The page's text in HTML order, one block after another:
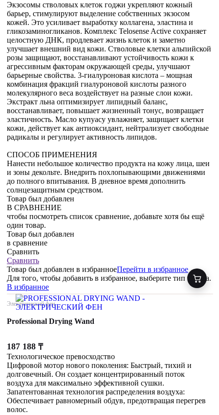
Экзосомы стволовых клеток годжи укрепляют кожный
барьер, стимулируют выделение собственных экзосом
кожей. Это усиливает выработку коллагена, эластина и
гликозаминогликанов. Комплекс Telosense Active сохраняет
целостную ДНК, продлевает жизнь клеток и заметно
улучшает внешний вид кожи. Стволовые клетки альпийской
розы защищают, восстанавливают устойчивость кожи к
агрессивным факторам окружающей среды, улучшают
барьерные свойства. 3-гиалуроновая кислота – мощная
комбинация фракций гиалуроновой кислоты разного
молекулярного веса воздействует на разные слои кожи.
Экстракт льна оптимизирует липидный баланс,
восстанавливает, повышает жизненный тонус, возвращает
эластичность. Масло купуасу увлажняет, защищает клетки
кожи, действует как антиоксидант, нейтрализует свободные
радикалы и регулирует активность липидов.
СПОСОБ ПРИМЕНЕНИЯ
Нанести небольшое количество продукта на кожу лица, шеи
и зоны декольте. Внедрить похлопывающими движениями
до полного впитывания. В дневное время дополнить
солнцезащитным средством.
Товар был добавлен
В СРАВНЕНИЕ
чтобы посмотреть список сравнение, добавьте хотя бы ещё
один товар.
Товар был добавлен
в сравнение
Сравнить
Сравнить
Товар был добавлен в избранноеПерейти в избранное
Для того, чтобы добавить в избранное, выберите тип товара.
В избранное
Электрический фен
Professional Drying Wand
187 188 ₸
Технологическое превосходство
Цифровой мотор нового поколения: Быстрый, тихий и
долговечный. Он создает концентрированный поток
воздуха для максимально эффективной сушки.
Запатентованная технология распределения воздуха:
Обеспечивает равномерный обдув, предотвращая перегрев
волос.